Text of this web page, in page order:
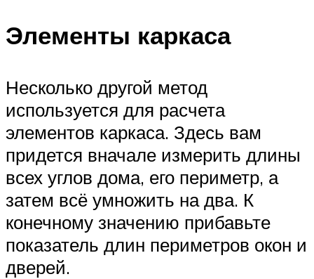
Элементы каркаса
Несколько другой метод
используется для расчета
элементов каркаса. Здесь вам
придется вначале измерить длины
всех углов дома, его периметр, а
затем всё умножить на два. К
конечному значению прибавьте
показатель длин периметров окон и
дверей.